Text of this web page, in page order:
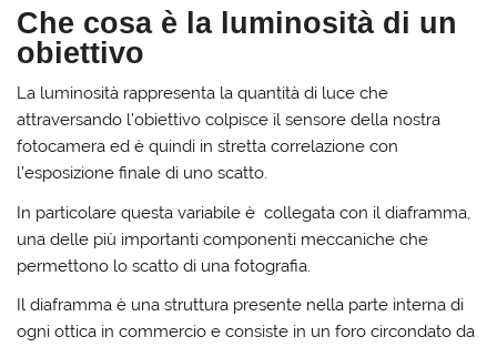
Che cosa è la luminosità di un
obiettivo
La luminosità rappresenta la quantità di luce che
attraversando l’obiettivo colpisce il sensore della nostra
fotocamera ed è quindi in stretta correlazione con
l’esposizione finale di uno scatto.
In particolare questa variabile è collegata con il diaframma,
una delle più importanti componenti meccaniche che
permettono lo scatto di una fotografia.
Il diaframma è una struttura presente nella parte interna di
ogni ottica in commercio e consiste in un foro circondato da